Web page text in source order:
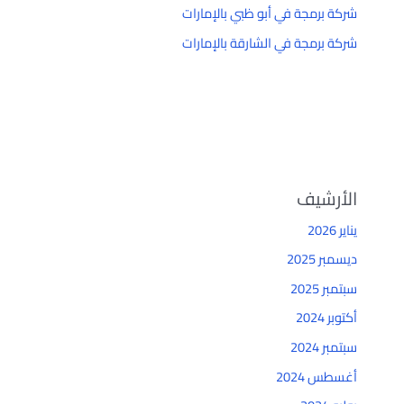
شركة برمجة في أبو ظبي بالإمارات
شركة برمجة في الشارقة بالإمارات
الأرشيف
يناير 2026
ديسمبر 2025
سبتمبر 2025
أكتوبر 2024
سبتمبر 2024
أغسطس 2024